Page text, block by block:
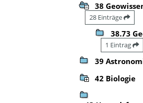
38
28 Einträge
38.73
1 Eintrag
39
42 Biologie